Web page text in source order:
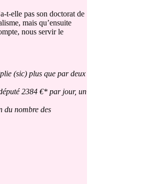
t-elle pas son doctorat de
mais qu’ensuite
nous servir le
(sic) plus que par deux
2384 €* par jour, un
du nombre des